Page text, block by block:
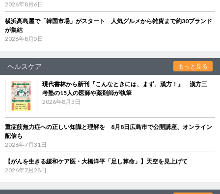
2026年8月6日
横浜高島屋で「韓国市場」がスタート 人気グルメから雑貨まで約30ブランド
が集結
2026年8月5日
ヘルスケア もっと見る
現代書林から新刊『こんなときには、まず、漢方！』 漢方三
考塾の15人の医師や薬剤師が執筆
2026年8月5日
重症筋無力症への正しい知識と理解を 8月8日広島市で公開講座、オンライン
配信も
2026年7月31日
【がんを生きる緩和ケア医・大橋洋平「足し算命」】天空を見上げて
2026年7月28日